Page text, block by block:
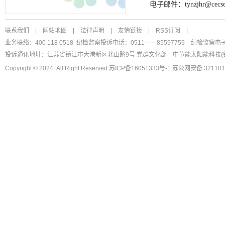
电子邮件：
联系我们 网站地图 法律声明 友情链接 RSS订阅
业务联络：400 118 0518 纪检监察投诉电话：0511——85597759 纪检监察电
投诉通讯地址：江苏省镇江市大港新区北山路9号 党群文化部
中节能太阳能科技
Copyright © 2024 All Right Reserved 苏ICP备16051333号-1 苏公网安备